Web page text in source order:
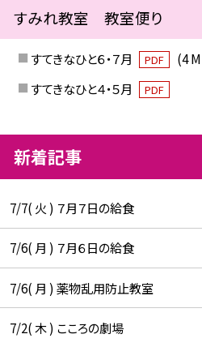
すみれ教室 教室便り
すてきなひと６・７月 PDF
(4
すてきなひと４・５月
PDF
新着記事
7/7( 火 ) ７月７日の給食
7/6( 月 ) ７月６日の給食
7/6( 月 ) 薬物乱用防止教室
7/2( 木 ) こころの劇場